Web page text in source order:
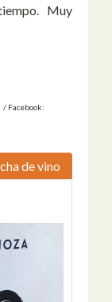
Muy
/ Facebook:
de vino